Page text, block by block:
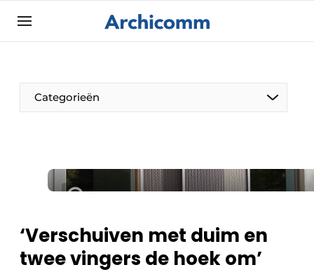
Aanmelden
ArchiComm | Magazine over architectuur,
interieur- & landschapsarchitectuur
Nieuwsbrief
Privacy / Cookie statement
Vacature aanmelden
Categorieën
De Pen
‘Verschuiven met duim en
twee vingers de hoek om’